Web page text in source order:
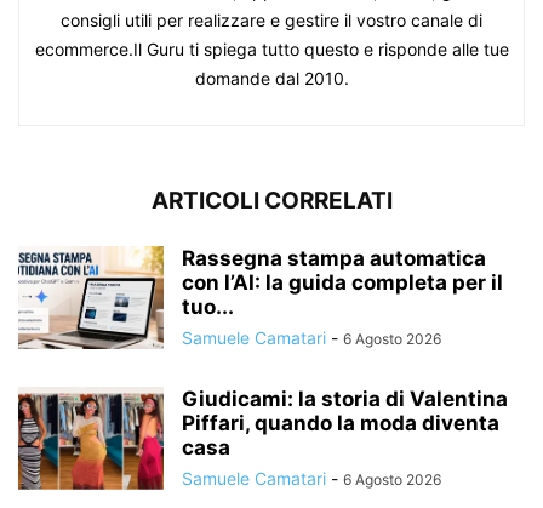
consigli utili per realizzare e gestire il vostro canale di
ecommerce.Il Guru ti spiega tutto questo e risponde alle tue
domande dal 2010.
ARTICOLI CORRELATI
Rassegna stampa automatica
con l’AI: la guida completa per il
tuo...
Samuele Camatari - 6 Agosto 2026
Giudicami: la storia di Valentina
Piffari, quando la moda diventa
casa
Samuele Camatari - 6 Agosto 2026